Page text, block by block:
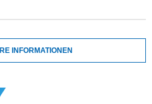
INFORMATIONEN